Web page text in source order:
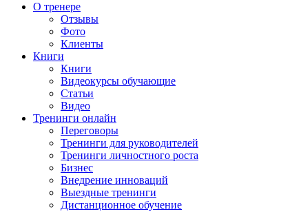
О тренере
Отзывы
Фото
Клиенты
Книги
Книги
Видеокурсы обучающие
Статьи
Видео
Тренинги онлайн
Переговоры
Тренинги для руководителей
Тренинги личностного роста
Бизнес
Внедрение инноваций
Выездные тренинги
Дистанционное обучение